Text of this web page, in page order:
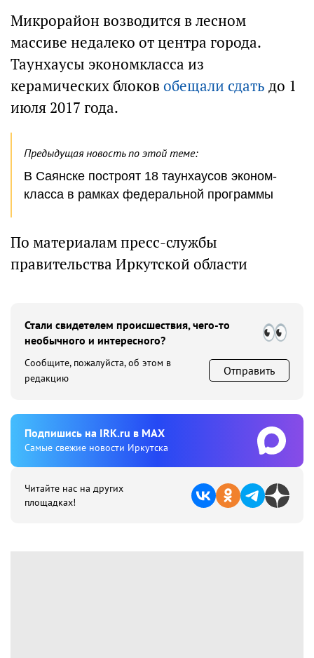
Микрорайон возводится в лесном
массиве недалеко от центра города.
Таунхаусы экономкласса из
керамических блоков обещали сдать до 1
июля 2017 года.
Предыдущая новость по этой теме:
В Саянске построят 18 таунхаусов эконом-
класса в рамках федеральной программы
По материалам пресс-службы
правительства Иркутской области
Стали свидетелем происшествия, чего-то
необычного и интересного?
Сообщите, пожалуйста, об этом в
редакцию
Отправить
Подпишиcь на IRK.ru в MAX
Cамые свежие новости Иркутска
Читайте нас на других
площадках!